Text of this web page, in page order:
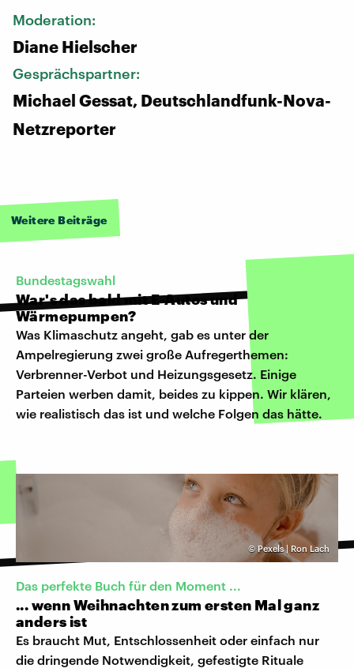
Moderation:
Diane Hielscher
Gesprächspartner:
Michael Gessat, Deutschlandfunk-Nova-
Netzreporter
Weitere Beiträge
Bundestagswahl
War's das bald mit E-Autos und
Wärmepumpen?
Was Klimaschutz angeht, gab es unter der
Ampelregierung zwei große Aufregerthemen:
Verbrenner-Verbot und Heizungsgesetz. Einige
Parteien werben damit, beides zu kippen. Wir klären,
wie realistisch das ist und welche Folgen das hätte.
© Pexels | Ron Lach
Das perfekte Buch für den Moment ...
... wenn Weihnachten zum ersten Mal ganz
anders ist
Es braucht Mut, Entschlossenheit oder einfach nur
die dringende Notwendigkeit, gefestigte Rituale